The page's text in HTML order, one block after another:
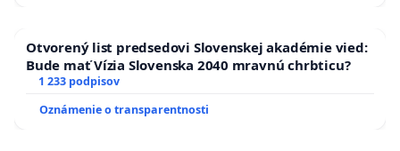
Otvorený list predsedovi Slovenskej akadémie vied:
Bude mať Vízia Slovenska 2040 mravnú chrbticu?
1 233 podpisov
Oznámenie o transparentnosti